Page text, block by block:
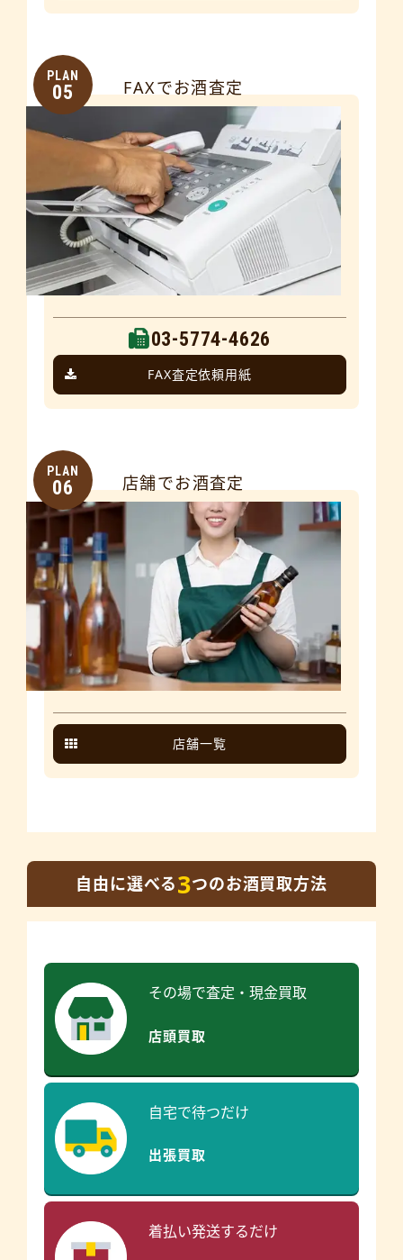
PLAN
05 FAXでお酒査定
03-5774-4626
FAX査定依頼用紙
PLAN
06 店舗でお酒査定
店舗一覧
自由に選べる3つのお酒買取方法
その場で査定・現金買取
店頭買取
自宅で待つだけ
出張買取
着払い発送するだけ